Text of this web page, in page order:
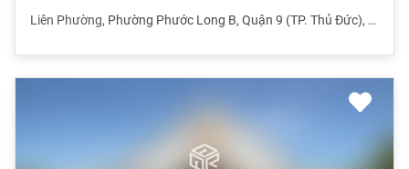
Liên Phường, Phường Phước Long B, Quận 9 (TP. Thủ Đức),